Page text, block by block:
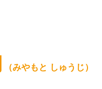
（みやもと しゅうじ）